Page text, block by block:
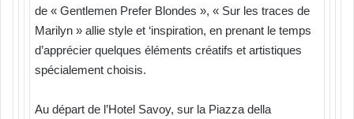
de « Gentlemen Prefer Blondes », « Sur les traces de
Marilyn » allie style et ‘inspiration, en prenant le temps
d’apprécier quelques éléments créatifs et artistiques
spécialement choisis.
Au départ de l’Hotel Savoy, sur la Piazza della